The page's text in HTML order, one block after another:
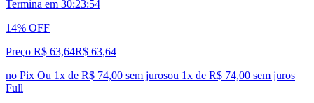
Termina em 30:23:53
14% OFF
Preço R$ 63,64R$ 63,64
no Pix Ou 1x de R$ 74,00 sem jurosou 1x de R$ 74,00 sem juros
Full